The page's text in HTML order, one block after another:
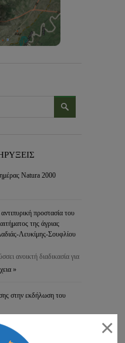
Natura 2000
προστασία του
της άγριας
Λευκίμης-Σουφλίου
ανοικτή διαδικασία για
»
στην εκδήλωση του
συνέχεια » ×